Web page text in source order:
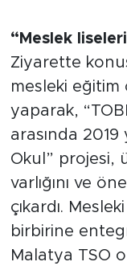
“Meslek
Ziyarette
mesleki eğitim
yaparak,
arasında 2019
Okul” projesi,
varlığını ve
çıkardı.
birbirine
Malatya TSO